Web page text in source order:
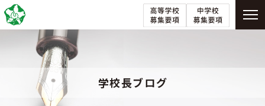
学校長ブログ